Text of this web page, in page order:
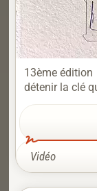
13ème édition
détenir la clé
Vidéo